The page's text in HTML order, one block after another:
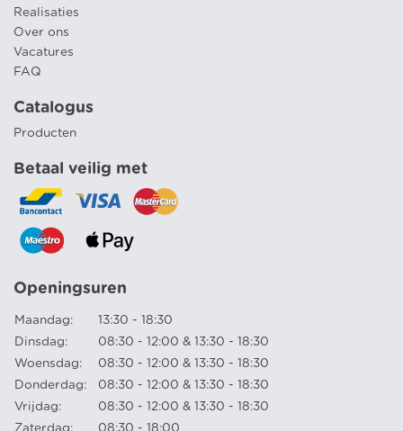
Realisaties
Over ons
Vacatures
FAQ
Catalogus
Producten
Betaal veilig met
Openingsuren
Maandag:
13:30 - 18:30
Dinsdag:
08:30 - 12:00 & 13:30 - 18:30
Woensdag:
08:30 - 12:00 & 13:30 - 18:30
Donderdag:
08:30 - 12:00 & 13:30 - 18:30
Vrijdag:
08:30 - 12:00 & 13:30 - 18:30